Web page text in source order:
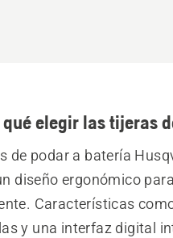
qué elegir las tijeras
de podar a batería
diseño ergonómico
Características
y una interfaz digital